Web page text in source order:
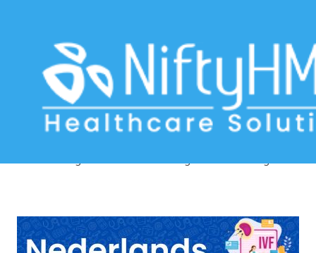
IVF treatment tracking software in